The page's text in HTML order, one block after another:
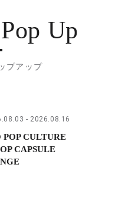
Up
プアップ
2026.08.16
CULTURE
CAPSULE